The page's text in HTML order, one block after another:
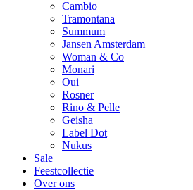
Cambio
Tramontana
Summum
Jansen Amsterdam
Woman & Co
Monari
Oui
Rosner
Rino & Pelle
Geisha
Label Dot
Nukus
Sale
Feestcollectie
Over ons